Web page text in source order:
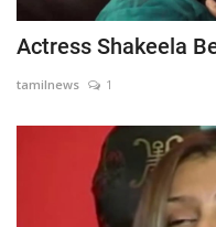
Actress Shakeela
tamilnews 1